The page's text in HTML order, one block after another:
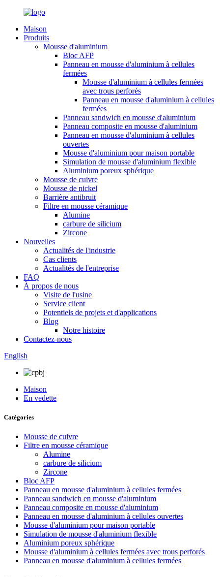
Maison
Produits
Mousse d'aluminium
Bloc AFP
Panneau en mousse d'aluminium à cellules
fermées
Mousse d'aluminium à cellules fermées
avec trous perforés
Panneau en mousse d'aluminium à cellules
fermées
Panneau sandwich en mousse d'aluminium
Panneau composite en mousse d'aluminium
Panneau en mousse d'aluminium à cellules
ouvertes
Mousse d'aluminium pour maison portable
Simulation de mousse d'aluminium flexible
Aluminium poreux sphérique
Mousse de cuivre
Mousse de nickel
Barrière antibruit
Filtre en mousse céramique
Alumine
carbure de silicium
Zircone
Nouvelles
Actualités de l'industrie
Cas clients
Actualités de l'entreprise
FAQ
À propos de nous
Visite de l'usine
Service client
Potentiels de projets et d'applications
Blog
Notre histoire
Contactez-nous
English
Maison
En vedette
Catégories
Mousse de cuivre
Filtre en mousse céramique
Alumine
carbure de silicium
Zircone
Bloc AFP
Panneau en mousse d'aluminium à cellules fermées
Panneau sandwich en mousse d'aluminium
Panneau composite en mousse d'aluminium
Panneau en mousse d'aluminium à cellules ouvertes
Mousse d'aluminium pour maison portable
Simulation de mousse d'aluminium flexible
Aluminium poreux sphérique
Mousse d'aluminium à cellules fermées avec trous perforés
Panneau en mousse d'aluminium à cellules fermées